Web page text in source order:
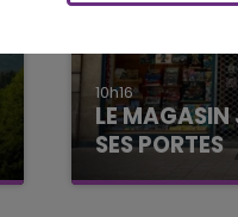
10h16
LE MAGASIN
SES PORTES
C'était l'une